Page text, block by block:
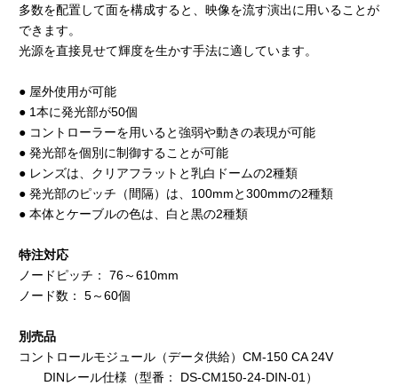
多数を配置して面を構成すると、映像を流す演出に用いることが
できます。
光源を直接見せて輝度を生かす手法に適しています。
● 屋外使用が可能
● 1本に発光部が50個
● コントローラーを用いると強弱や動きの表現が可能
● 発光部を個別に制御することが可能
● レンズは、クリアフラットと乳白ドームの2種類
● 発光部のピッチ（間隔）は、100mmと300mmの2種類
● 本体とケーブルの色は、白と黒の2種類
特注対応
ノードピッチ： 76～610mm
ノード数： 5～60個
別売品
コントロールモジュール（データ供給）CM-150 CA 24V
DINレール仕様（型番： DS-CM150-24-DIN-01）